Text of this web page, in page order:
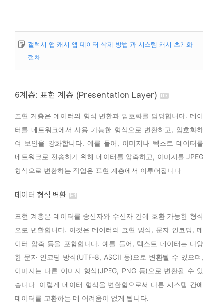
갤럭시 앱 캐시 앱 데이터 삭제 방법 과 시스템 캐시 초기화
절차
6계층: 표현 계층 (Presentation Layer)
표현 계층은 데이터의 형식 변환과 암호화를 담당합니다. 데이
터를 네트워크에서 사용 가능한 형식으로 변환하고, 암호화하
여 보안을 강화합니다. 예를 들어, 이미지나 텍스트 데이터를
네트워크로 전송하기 위해 데이터를 압축하고, 이미지를 JPEG
형식으로 변환하는 작업은 표현 계층에서 이루어집니다.
데이터 형식 변환
표현 계층은 데이터를 송신자와 수신자 간에 호환 가능한 형식
으로 변환합니다. 이것은 데이터의 표현 방식, 문자 인코딩, 데
이터 압축 등을 포함합니다. 예를 들어, 텍스트 데이터는 다양
한 문자 인코딩 방식(UTF-8, ASCII 등)으로 변환될 수 있으며,
이미지는 다른 이미지 형식(JPEG, PNG 등)으로 변환될 수 있
습니다. 이렇게 데이터 형식을 변환함으로써 다른 시스템 간에
데이터를 교환하는 데 어려움이 없게 됩니다.